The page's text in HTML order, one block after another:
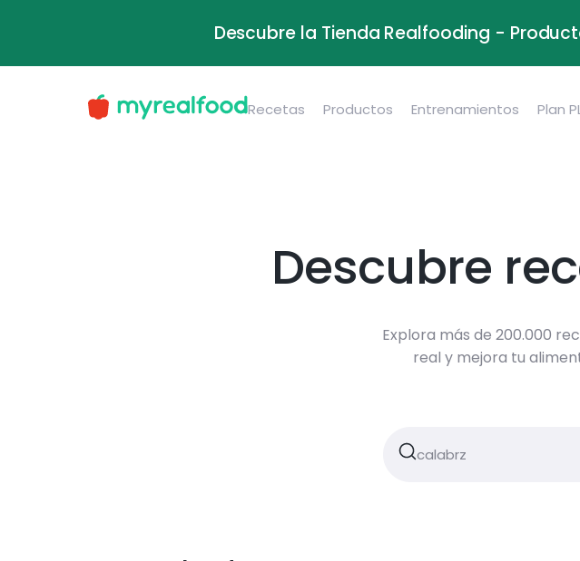
Descubre la Tienda Realfooding -
Recetas Productos Entrenamientos Plan
Descubre
Explora más de 200.000
real y mejora tu